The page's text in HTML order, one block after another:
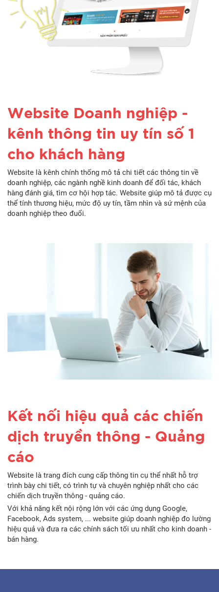
Website Doanh nghiệp -
kênh thông tin uy tín số 1
cho khách hàng
Website là kênh chính thống mô tả chi tiết các thông tin về
doanh nghiệp, các ngành nghề kinh doanh để đối tác, khách
hàng đánh giá, tìm cơ hội hợp tác. Website giúp mô tả được cụ
thể tính thương hiệu, mức độ uy tín, tầm nhìn và sứ mệnh của
doanh nghiệp theo đuổi.
Kết nối hiệu quả các chiến
dịch truyền thông - Quảng
cáo
Website là trang đích cung cấp thông tin cụ thể nhất hỗ trợ
trình bày chi tiết, có trình tự và chuyên nghiệp nhất cho các
chiến dịch truyền thông - quảng cáo.
Với khả năng kết nội rộng lớn với các ứng dụng Google,
Facebook, Ads system, ... website giúp doanh nghiệp đo lường
hiệu quả và đưa ra các chính sách tối ưu nhất cho kinh doanh -
bán hàng.